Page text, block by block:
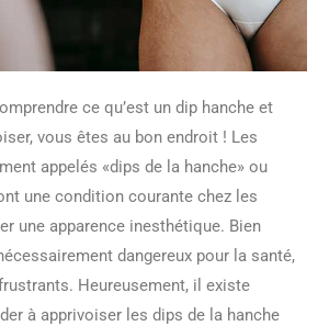
ce qu’est un dip hanche et
vous êtes au bon endroit ! Les
appelés «dips de la hanche» ou
une condition courante chez les
une apparence inesthétique. Bien
dangereux pour la santé,
Heureusement, il existe
à apprivoiser les dips de la hanche